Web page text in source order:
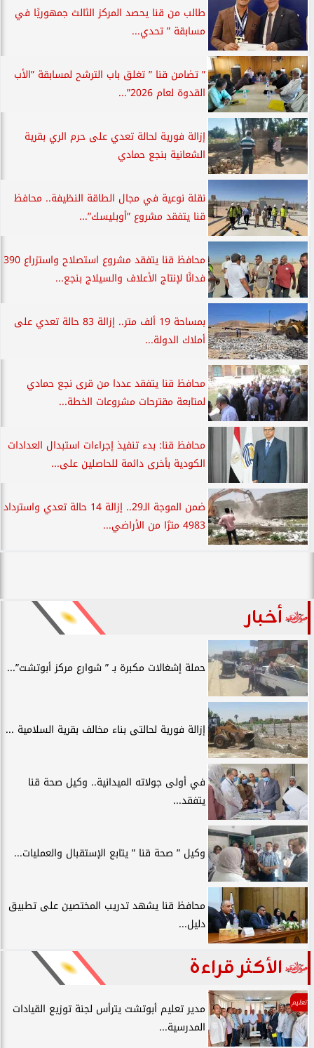
طالب من قنا يحصد المركز الثالث جمهوريًا في
مسابقة ” تحدي...
” تضامن قنا ” تغلق باب الترشح لمسابقة ”الأب
القدوة لعام 2026”...
إزالة فورية لحالة تعدي على حرم الري بقرية
الشعانية بنجع حمادي
نقلة نوعية في مجال الطاقة النظيفة.. محافظ
قنا يتفقد مشروع ”أوبليسك”...
محافظ قنا يتفقد مشروع استصلاح واستزراع 390
فدانًا لإنتاج الأعلاف والسيلاج بنجع...
بمساحة 19 ألف متر.. إزالة 83 حالة تعدي على
أملاك الدولة...
محافظ قنا يتفقد عددا من قرى نجع حمادي
لمتابعة مقترحات مشروعات الخطة...
محافظ قنا: بدء تنفيذ إجراءات استبدال العدادات
الكودية بأخرى دائمة للحاصلين على...
ضمن الموجة الـ29.. إزالة 14 حالة تعدي واسترداد
4983 مترًا من الأراضي...
أخبار
حملة إشغالات مكبرة بـ ” شوارع مركز أبوتشت”...
إزالة فورية لحالتى بناء مخالف بقرية السلامية ...
في أولى جولاته الميدانية.. وكيل صحة قنا
يتفقد...
وكيل ” صحة قنا ” يتابع الإستقبال والعمليات...
محافظ قنا يشهد تدريب المختصين على تطبيق
دليل...
الأكثر قراءة
تعليم
مدير تعليم أبوتشت يترأس لجنة توزيع القيادات
المدرسية...